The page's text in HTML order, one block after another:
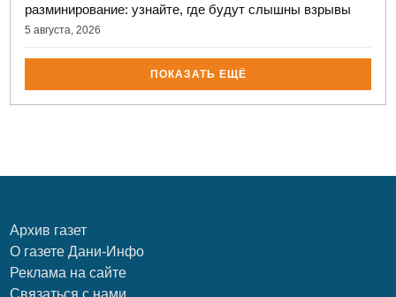
разминирование: узнайте, где будут слышны взрывы
5 августа, 2026
ПОКАЗАТЬ ЕЩЁ
Архив газет
О газете Дани-Инфо
Реклама на сайте